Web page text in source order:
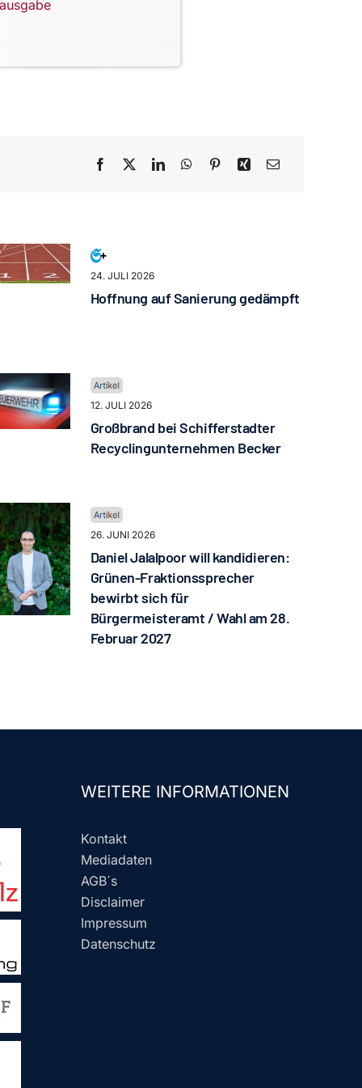
24. JULI 2026
Hoffnung auf Sanierung gedämpft
12. JULI 2026
Großbrand bei Schifferstadter
Recyclingunternehmen Becker
26. JUNI 2026
Daniel Jalalpoor will kandidieren:
Grünen-Fraktionssprecher
bewirbt sich für
Bürgermeisteramt / Wahl am 28.
Februar 2027
WEITERE INFORMATIONEN
Kontakt
Mediadaten
AGB´s
Disclaimer
Impressum
Datenschutz